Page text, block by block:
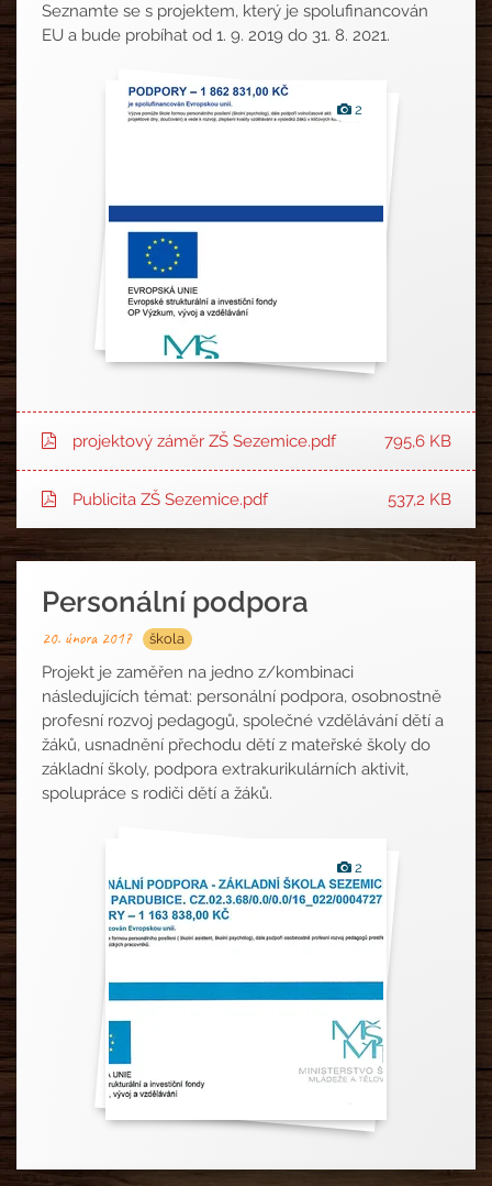
Seznamte se s projektem, který je spolufinancován
EU a bude probíhat od 1. 9. 2019 do 31. 8. 2021.
2
projektový záměr ZŠ Sezemice.pdf 795,6 KB
Publicita ZŠ Sezemice.pdf 537,2 KB
Personální podpora
20. února 2017 škola
Projekt je zaměřen na jedno z/kombinaci
následujících témat: personální podpora, osobnostně
profesní rozvoj pedagogů, společné vzdělávání dětí a
žáků, usnadnění přechodu dětí z mateřské školy do
základní školy, podpora extrakurikulárních aktivit,
spolupráce s rodiči dětí a žáků.
2